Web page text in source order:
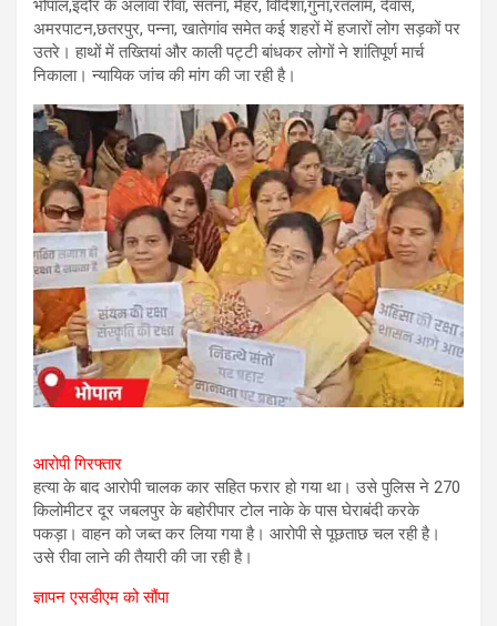
भोपाल,इंदौर के अलावा रीवा, सतना, मैहर, विदिशा,गुना,रतलाम, देवास,
अमरपाटन,छतरपुर, पन्ना, खातेगांव समेत कई शहरों में हजारों लोग सड़कों पर
उतरे। हाथों में तख्तियां और काली पट्टी बांधकर लोगों ने शांतिपूर्ण मार्च
निकाला। न्यायिक जांच की मांग की जा रही है।
आरोपी गिरफ्तार
हत्या के बाद आरोपी चालक कार सहित फरार हो गया था। उसे पुलिस ने 270
किलोमीटर दूर जबलपुर के बहोरीपार टोल नाके के पास घेराबंदी करके
पकड़ा। वाहन को जब्त कर लिया गया है। आरोपी से पूछताछ चल रही है।
उसे रीवा लाने की तैयारी की जा रही है।
ज्ञापन एसडीएम को सौंपा